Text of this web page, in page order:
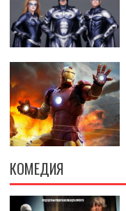
КОМЕДИЯ